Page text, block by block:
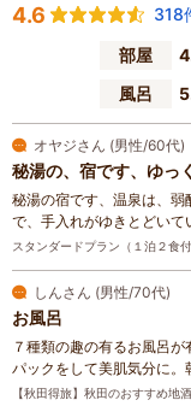
4.6
318
部屋
風呂
オヤジさん (男性/60代)
秘湯の、宿です、ゆっ
秘湯の宿です、温泉は、
で、手入れがゆきとどい
スタンダードプラン（１泊２食付
しんさん (男性/70代)
お風呂
７種類の趣の有るお風呂
パックをして美肌気分に
【秋田得旅】秋田のおすすめ